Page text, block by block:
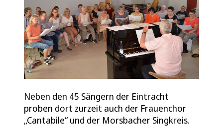
Neben den 45 Sängern der Eintracht
proben dort zurzeit auch der Frauenchor
„Cantabile“ und der Morsbacher Singkreis.